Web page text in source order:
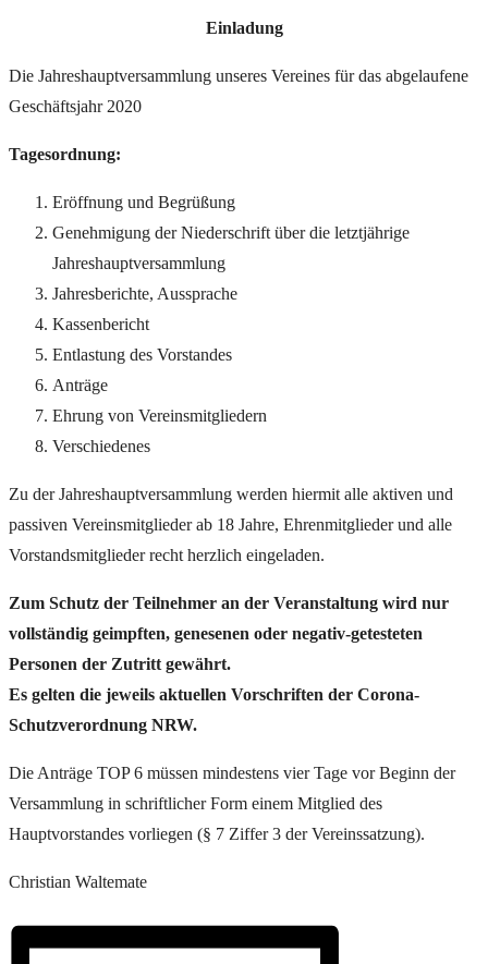
Einladung
Die Jahreshauptversammlung unseres Vereines für das abgelaufene
Geschäftsjahr 2020
Tagesordnung:
Eröffnung und Begrüßung
Genehmigung der Niederschrift über die letztjährige
Jahreshauptversammlung
Jahresberichte, Aussprache
Kassenbericht
Entlastung des Vorstandes
Anträge
Ehrung von Vereinsmitgliedern
Verschiedenes
Zu der Jahreshauptversammlung werden hiermit alle aktiven und
passiven Vereinsmitglieder ab 18 Jahre, Ehrenmitglieder und alle
Vorstandsmitglieder recht herzlich eingeladen.
Zum Schutz der Teilnehmer an der Veranstaltung wird nur
vollständig geimpften, genesenen oder negativ-getesteten
Personen der Zutritt gewährt.
Es gelten die jeweils aktuellen Vorschriften der Corona-
Schutzverordnung NRW.
Die Anträge TOP 6 müssen mindestens vier Tage vor Beginn der
Versammlung in schriftlicher Form einem Mitglied des
Hauptvorstandes vorliegen (§ 7 Ziffer 3 der Vereinssatzung).
Christian Waltemate